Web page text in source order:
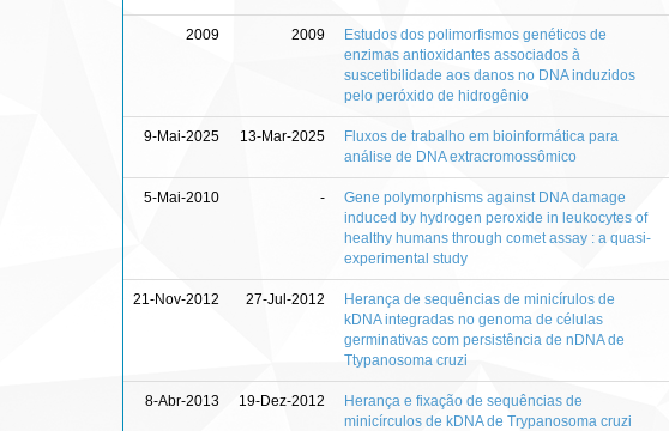
2009 2009
Estudos dos polimorfismos genéticos de
enzimas antioxidantes associados à
suscetibilidade aos danos no DNA induzidos
pelo peróxido de hidrogênio
9-Mai-2025 13-Mar-2025
Fluxos de trabalho em bioinformática para
análise de DNA extracromossômico
5-Mai-2010 -
Gene polymorphisms against DNA damage
induced by hydrogen peroxide in leukocytes of
healthy humans through comet assay : a quasi-
experimental study
21-Nov-2012 27-Jul-2012
Herança de sequências de minicírulos de
kDNA integradas no genoma de células
germinativas com persistência de nDNA de
Ttypanosoma cruzi
8-Abr-2013 19-Dez-2012
Herança e fixação de sequências de
minicírculos de kDNA de Trypanosoma cruzi